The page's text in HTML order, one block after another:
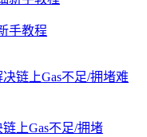
手教程
上Gas不足/拥堵